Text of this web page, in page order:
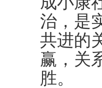
治，是
共进的
赢，关
胜。